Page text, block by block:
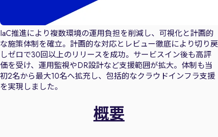
IaC推進により複数環境の運用負担を削減し、可視化と計画的
な施策体制を確立。計画的な対応とレビュー徹底により切り戻
しゼロで30回以上のリリースを成功。サービスイン後も高評
価を受け、運用監視やDR設計など支援範囲が拡大。体制も当
初2名から最大10名へ拡充し、包括的なクラウドインフラ支援
を実現しました。
概要